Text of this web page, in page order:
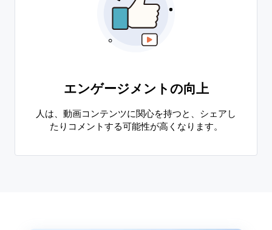
エンゲージメントの向上
人は、動画コンテンツに関心を持つと、シェアし
たりコメントする可能性が高くなります。